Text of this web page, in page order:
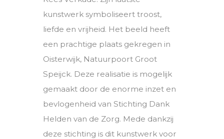
kunstwerk symboliseert troost,
liefde en vrijheid. Het beeld heeft
een prachtige plaats gekregen in
Oisterwijk, Natuurpoort Groot
Speijck. Deze realisatie is mogelijk
gemaakt door de enorme inzet en
bevlogenheid van Stichting Dank
Helden van de Zorg. Mede dankzij
deze stichting is dit kunstwerk voor